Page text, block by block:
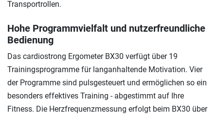
Transportrollen.
Hohe Programmvielfalt und nutzerfreundliche
Bedienung
Das cardiostrong Ergometer BX30 verfügt über 19
Trainingsprogramme für langanhaltende Motivation. Vier
der Programme sind pulsgesteuert und ermöglichen so ein
besonders effektives Training - abgestimmt auf Ihre
Fitness. Die Herzfrequenzmessung erfolgt beim BX30 über